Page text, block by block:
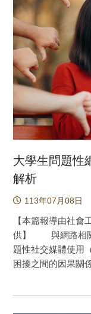
大學生問題性
解析
113年07月08日
【本篇報導由社
供】 與網路相關
題性社交媒體使用
困擾之間的因果關